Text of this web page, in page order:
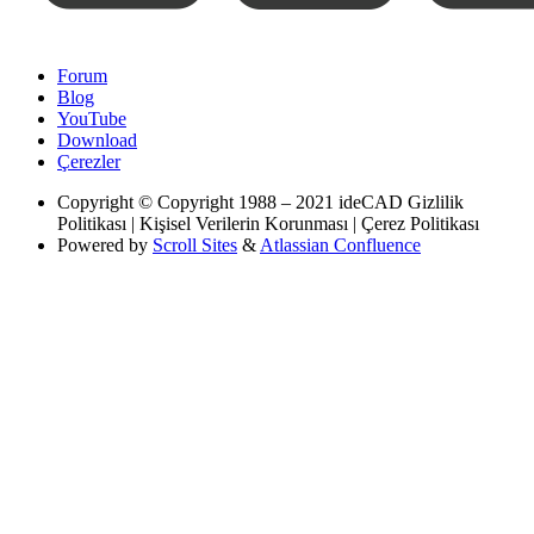
Forum
Blog
YouTube
Download
Çerezler
Copyright © Copyright 1988 – 2021 ideCAD Gizlilik
Politikası | Kişisel Verilerin Korunması | Çerez Politikası
Powered by Scroll Sites & Atlassian Confluence